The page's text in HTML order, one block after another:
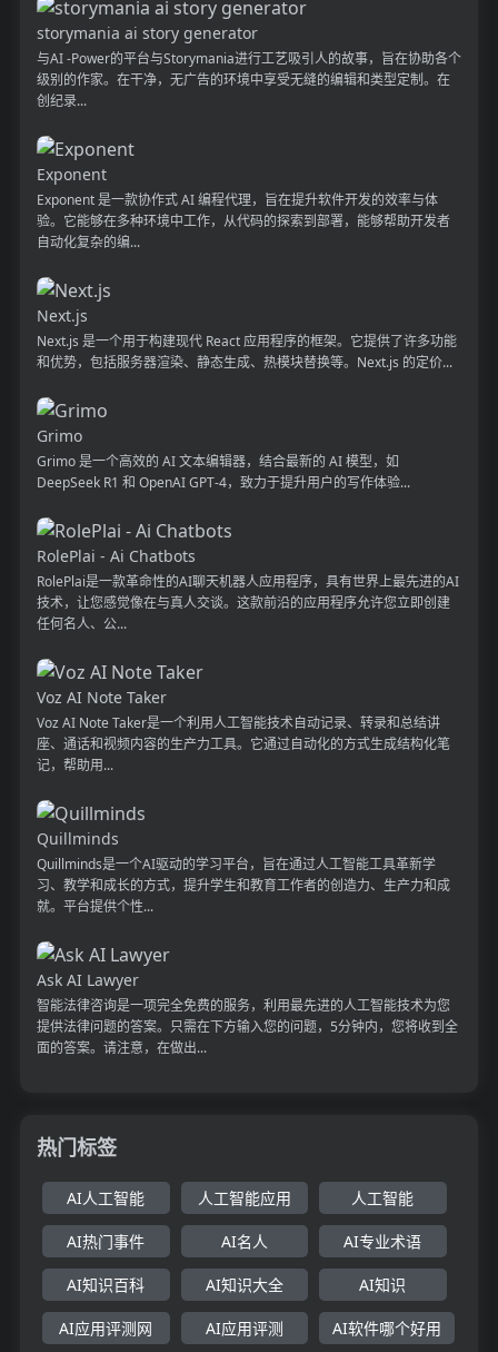
storymania ai story generator
与AI -Power的平台与Storymania进行工艺吸引人的故事，旨在协助各个
级别的作家。在干净，无广告的环境中享受无缝的编辑和类型定制。在
创纪录...
Exponent
Exponent 是一款协作式 AI 编程代理，旨在提升软件开发的效率与体
验。它能够在多种环境中工作，从代码的探索到部署，能够帮助开发者
自动化复杂的编...
Next.js
Next.js 是一个用于构建现代 React 应用程序的框架。它提供了许多功能
和优势，包括服务器渲染、静态生成、热模块替换等。Next.js 的定价...
Grimo
Grimo 是一个高效的 AI 文本编辑器，结合最新的 AI 模型，如
DeepSeek R1 和 OpenAI GPT-4，致力于提升用户的写作体验...
RolePlai - Ai Chatbots
RolePlai是一款革命性的AI聊天机器人应用程序，具有世界上最先进的AI
技术，让您感觉像在与真人交谈。这款前沿的应用程序允许您立即创建
任何名人、公...
Voz AI Note Taker
Voz AI Note Taker是一个利用人工智能技术自动记录、转录和总结讲
座、通话和视频内容的生产力工具。它通过自动化的方式生成结构化笔
记，帮助用...
Quillminds
Quillminds是一个AI驱动的学习平台，旨在通过人工智能工具革新学
习、教学和成长的方式，提升学生和教育工作者的创造力、生产力和成
就。平台提供个性...
Ask AI Lawyer
智能法律咨询是一项完全免费的服务，利用最先进的人工智能技术为您
提供法律问题的答案。只需在下方输入您的问题，5分钟内，您将收到全
面的答案。请注意，在做出...
热门标签
AI人工智能 人工智能应用 人工智能
AI热门事件 AI名人 AI专业术语
AI知识百科 AI知识大全 AI知识
AI应用评测网 AI应用评测 AI软件哪个好用